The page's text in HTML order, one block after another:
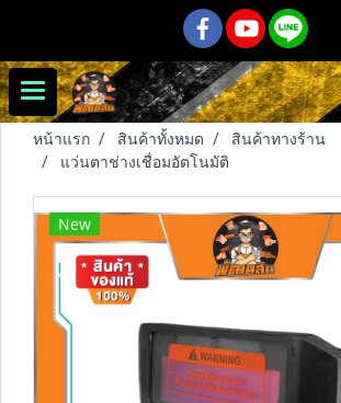
หน้าแรก สินค้าทั้งหมด
สินค้าทางร้าน
แว่นตาช่างเชื่อมอัตโนมัติ
New